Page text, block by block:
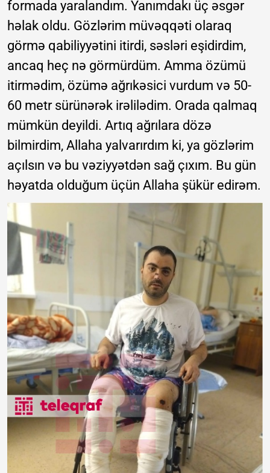
formada yaralandım. Yanımdakı üç əsgər
həlak oldu. Gözlərim müvəqqəti olaraq
görmə qabiliyyətini itirdi, səsləri eşidirdim,
ancaq heç nə görmürdüm. Amma özümü
itirmədim, özümə ağrıkəsici vurdum və 50-
60 metr sürünərək irəlilədim. Orada qalmaq
mümkün deyildi. Artıq ağrılara dözə
bilmirdim, Allaha yalvarırdım ki, ya gözlərim
açılsın və bu vəziyyətdən sağ çıxım. Bu gün
həyatda olduğum üçün Allaha şükür edirəm.